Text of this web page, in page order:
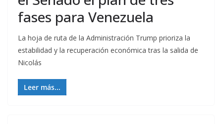
fases para Venezuela
La hoja de ruta de la Administración Trump prioriza la
estabilidad y la recuperación económica tras la salida de
Nicolás
Leer más...